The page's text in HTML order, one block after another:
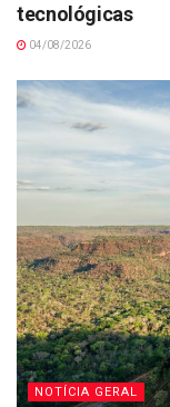
tecnológicas
04/08/2026
NOTÍCIA GERAL